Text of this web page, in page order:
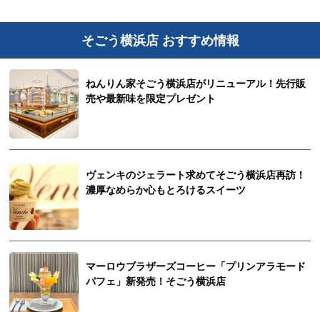
そごう横浜店 おすすめ情報
ねんりん家そごう横浜店がリニューアル！先行販
売や最新味を限定プレゼント
ヴェンキのジェラート求めてそごう横浜店再訪！
濃厚なめらか心もとろけるスイーツ
マーロウブラザーズコーヒー「プリンアラモード
パフェ」新発売！そごう横浜店